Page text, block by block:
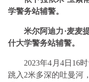
学警务站辅警。
米尔阿迪力·麦麦
什大学警务站辅警。
2023年4月4日16
跳入2米多深的吐曼河